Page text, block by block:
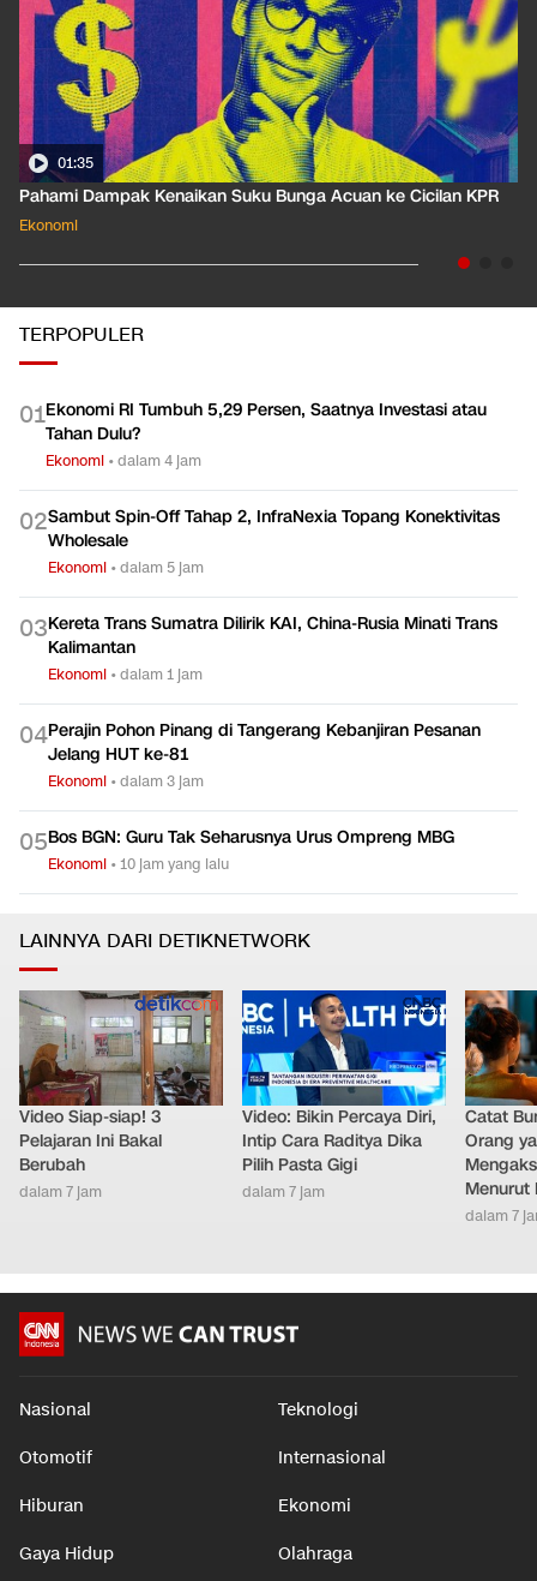
01:35
Pahami Dampak Kenaikan Suku Bunga Acuan ke Cicilan KPR
Ekonomi
TERPOPULER
01Ekonomi RI Tumbuh 5,29 Persen, Saatnya Investasi atau
Tahan Dulu?
Ekonomi •dalam 4 jam
02Sambut Spin-Off Tahap 2, InfraNexia Topang Konektivitas
Wholesale
Ekonomi •dalam 5 jam
03Kereta Trans Sumatra Dilirik KAI, China-Rusia Minati Trans
Kalimantan
Ekonomi •dalam 1 jam
04Perajin Pohon Pinang di Tangerang Kebanjiran Pesanan
Jelang HUT ke-81
Ekonomi •dalam 3 jam
05Bos BGN: Guru Tak Seharusnya Urus Ompreng MBG
Ekonomi •10 jam yang lalu
LAINNYA DARI DETIKNETWORK
Video Siap-siap! 3
Pelajaran Ini Bakal
Berubah
dalam 7 jam
Video: Bikin Percaya Diri,
Intip Cara Raditya Dika
Pilih Pasta Gigi
dalam 7 jam
Catat
Orang
Menurut
dalam 7
Nasional Teknologi
Otomotif Internasional
Hiburan Ekonomi
Gaya Hidup Olahraga